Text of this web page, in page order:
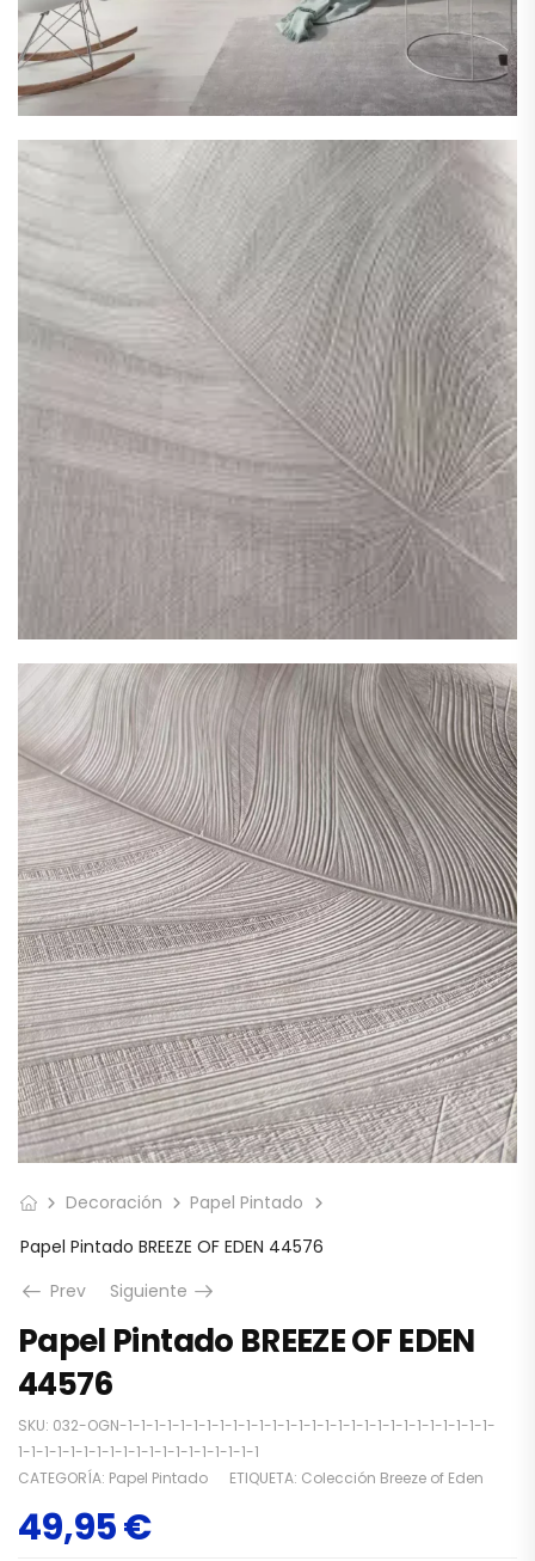
Decoración
Papel Pintado
Papel Pintado BREEZE OF EDEN 44576
Prev
Siguiente
Papel Pintado BREEZE OF EDEN
44576
SKU: 032-OGN-1-1-1-1-1-1-1-1-1-1-1-1-1-1-1-1-1-1-1-1-1-1-1-1-1-1-1-1-
1-1-1-1-1-1-1-1-1-1-1-1-1-1-1-1-1-1-1
CATEGORÍA: Papel Pintado ETIQUETA: Colección Breeze of Eden
49,95€